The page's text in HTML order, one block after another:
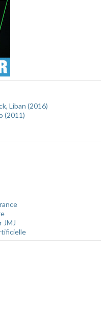
Liban (2016)
(2011)
JMJ